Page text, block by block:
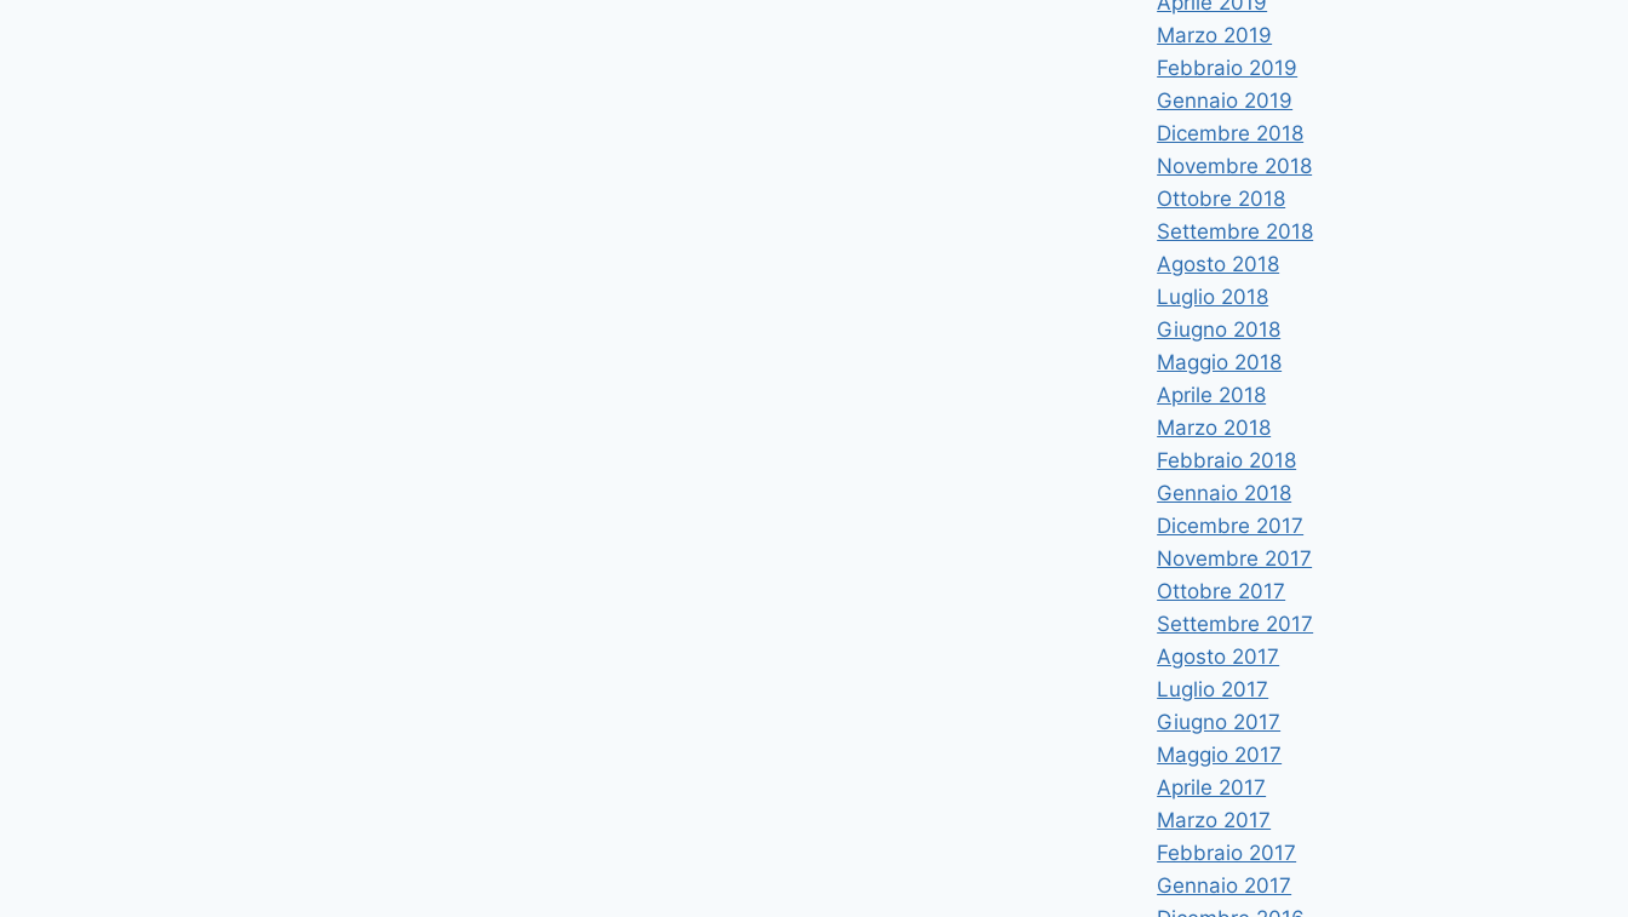
Marzo 2019
Febbraio 2019
Gennaio 2019
Dicembre 2018
Novembre 2018
Ottobre 2018
Settembre 2018
Agosto 2018
Luglio 2018
Giugno 2018
Maggio 2018
Aprile 2018
Marzo 2018
Febbraio 2018
Gennaio 2018
Dicembre 2017
Novembre 2017
Ottobre 2017
Settembre 2017
Agosto 2017
Luglio 2017
Giugno 2017
Maggio 2017
Aprile 2017
Marzo 2017
Febbraio 2017
Gennaio 2017